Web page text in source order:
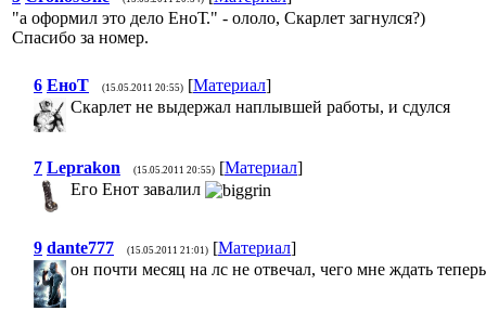
"а оформил это дело ЕноТ." - ололо, Скарлет загнулся?)
Спасибо за номер.
6 ЕноТ (15.05.2011 20:55) [Материал]
Скарлет не выдержал наплывшей работы, и сдулся
7 Leprakon (15.05.2011 20:55) [Материал]
Его Енот завалил
9 dante777 (15.05.2011 21:01) [Материал]
он почти месяц на лс не отвечал, чего мне ждать